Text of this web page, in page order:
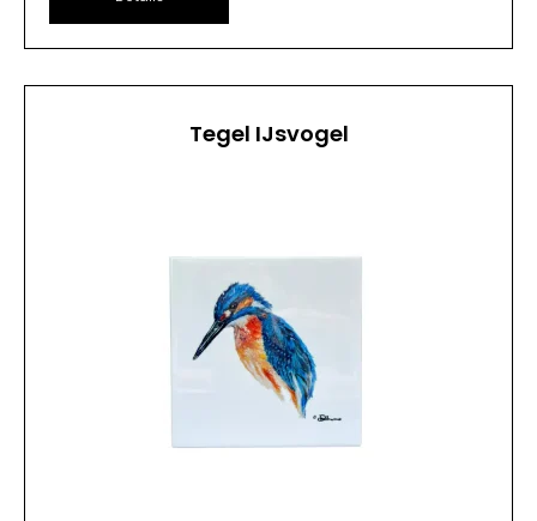
Tegel IJsvogel